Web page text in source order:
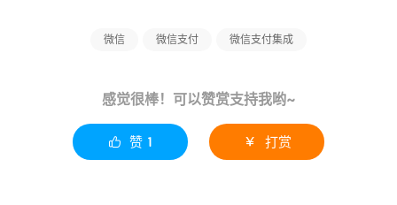
微信 微信支付 微信支付集成
感觉很棒！可以赞赏支持我哟~
 赞 1  打赏